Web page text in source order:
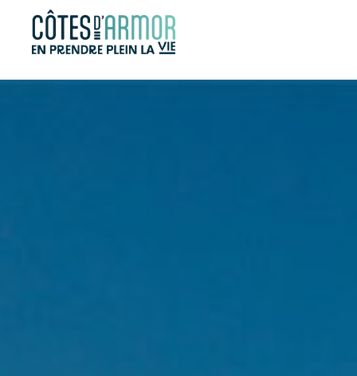
Panneau de gestion des cookies